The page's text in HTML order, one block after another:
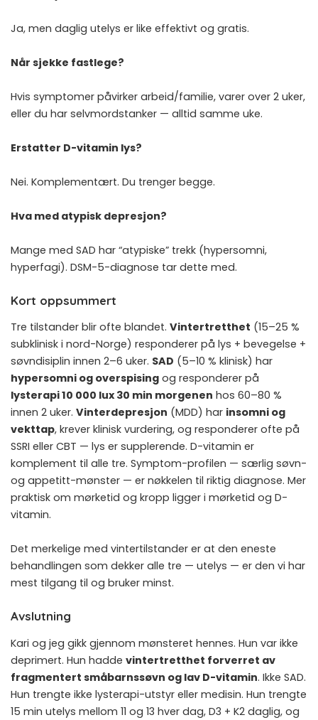
Ja, men daglig utelys er like effektivt og gratis.
Når sjekke fastlege?
Hvis symptomer påvirker arbeid/familie, varer over 2 uker,
eller du har selvmordstanker — alltid samme uke.
Erstatter D-vitamin lys?
Nei. Komplementært. Du trenger begge.
Hva med atypisk depresjon?
Mange med SAD har “atypiske” trekk (hypersomni,
hyperfagi). DSM-5-diagnose tar dette med.
Kort oppsummert
Tre tilstander blir ofte blandet. Vintertretthet (15–25 %
subklinisk i nord-Norge) responderer på lys + bevegelse +
søvn­disiplin innen 2–6 uker. SAD (5–10 % klinisk) har
hypersomni og overspising og responderer på
lysterapi 10 000 lux 30 min morgenen hos 60–80 %
innen 2 uker. Vinterdepresjon (MDD) har insomni og
vekttap, krever klinisk vurdering, og responderer ofte på
SSRI eller CBT — lys er supplerende. D-vitamin er
komplement til alle tre. Symptom-profilen — særlig søvn-
og appetitt-mønster — er nøkkelen til riktig diagnose. Mer
praktisk om mørketid og kropp ligger i mørketid og D-
vitamin.
Det merkelige med vintertilstander er at den eneste
behandlingen som dekker alle tre — utelys — er den vi har
mest tilgang til og bruker minst.
Avslutning
Kari og jeg gikk gjennom mønsteret hennes. Hun var ikke
deprimert. Hun hadde vintertretthet forverret av
fragmentert småbarnssøvn og lav D-vitamin. Ikke SAD.
Hun trengte ikke lysterapi-utstyr eller medisin. Hun trengte
15 min utelys mellom 11 og 13 hver dag, D3 + K2 daglig, og